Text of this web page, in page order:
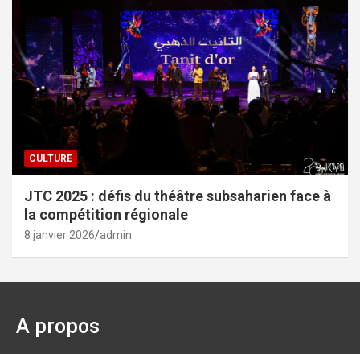
CULTURE
JTC 2025 : défis du théâtre subsaharien face à
la compétition régionale
8 janvier 2026 admin
A propos